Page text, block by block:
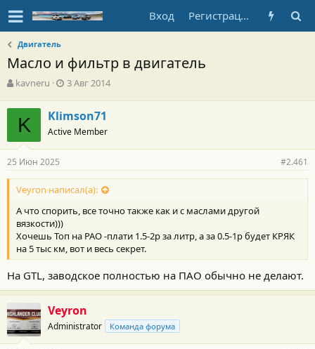
Вход Регистрация
Двигатель
Масло и фильтр в двигатель
А
т
о
р
т
е
м
ы
kavneru
Д
а
н
а
л
а
3 Авг 2014
K Klimson71
Active Member
25 Июн 2025 #2.461
Veyron написал(а):
А что спорить, все точно также как и с маслами другой
вязкости)))
Хочешь Топ на PAO -плати 1.5-2р за литр, а за 0.5-1р будет КРЯК
на 5 тыс км, вот и весь секрет.
На GTL, заводское полностью на ПАО обычно не делают.
Veyron
Administrator Команда форума